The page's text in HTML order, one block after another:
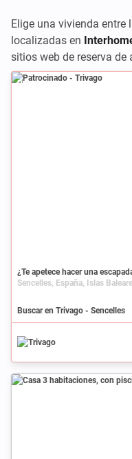
Elige una vivienda entre
localizadas en
sitios web de reserva de
Patrocinado
¿Te apetece hacer una
Sencelles, España, Islas
Buscar en Trivago - Sencelles